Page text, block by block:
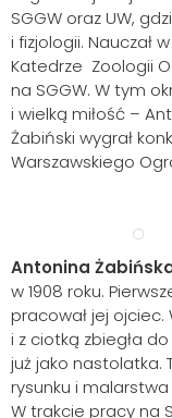
SGGW oraz UW,
i fizjologii. Nauczał
Katedrze Zoologii
na SGGW. W tym
i wielką miłość –
Żabiński wygrał
Warszawskiego
Antonina
w 1908 roku.
pracował jej
i z ciotką zbiegła
już jako nastolatka.
rysunku i
W trakcie pracy na